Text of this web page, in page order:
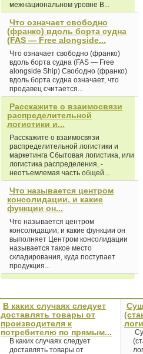
межнациональном уровне В...
Что означает свободно
(франко) вдоль борта судна
(FAS — Free alongside...
Что означает свободно (франко)
вдоль борта судна (FAS — Free
alongside Ship) Свободно (франко)
вдоль борта судна означает, что
продавец считается...
Расскажите о взаимосвязи
распределительной
логистики и...
Расскажите о взаимосвязи
распределительной логистики и
маркетинга Сбытовая логистика, или
логистика распределения, -
неотъемлемая часть общей...
Что называется центром
консолидации, и какие
функции он...
Что называется центром
консолидации, и какие функции он
выполняет Центром консолидации
называется такое место
складирования, куда поступает
продукция...
В каких случаях следует
доставлять товары от
производителя к
потребителю по прямым...
В каких случаях следует
доставлять товары от